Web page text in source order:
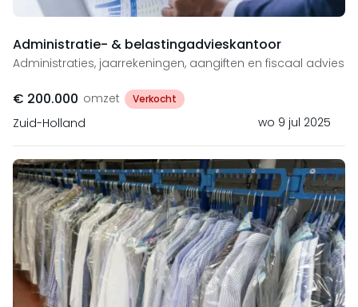
Administratie- & belastingadvieskantoor
Administraties, jaarrekeningen, aangiften en fiscaal advies
€ 200.000 omzet Verkocht
Zuid-Holland wo 9 jul 2025